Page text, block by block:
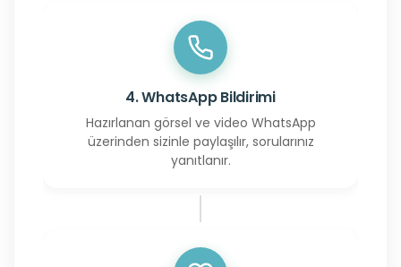
4. WhatsApp Bildirimi
Hazırlanan görsel ve video WhatsApp
üzerinden sizinle paylaşılır, sorularınız
yanıtlanır.